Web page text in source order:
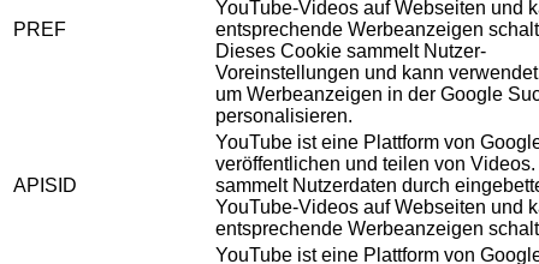
PREF
YouTube-Videos auf Webseiten und
entsprechende Werbeanzeigen
Dieses Cookie sammelt Nutzer-
Voreinstellungen und kann
um Werbeanzeigen in der Google
personalisieren.
APISID
YouTube ist eine Plattform von
veröffentlichen und teilen von
sammelt Nutzerdaten durch
YouTube-Videos auf Webseiten und
entsprechende Werbeanzeigen
YouTube ist eine Plattform von